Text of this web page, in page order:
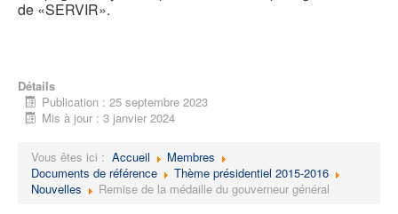
de «SERVIR».
Détails
Publication : 25 septembre 2023
Mis à jour : 3 janvier 2024
Vous êtes ici : Accueil
Membres
Documents de référence
Thème présidentiel 2015-2016
Nouvelles
Remise de la médaille du gouverneur général